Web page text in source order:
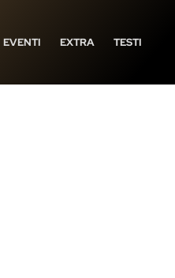
EVENTI EXTRA TESTI